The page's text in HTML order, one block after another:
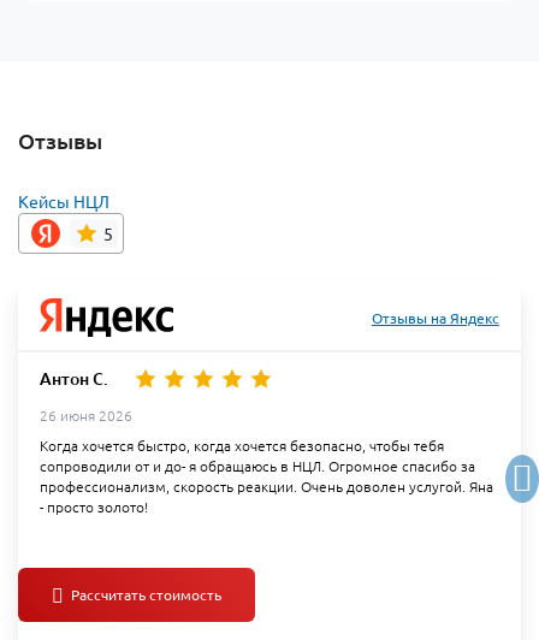
Отзывы
Кейсы НЦЛ
5
Отзывы на Яндекс
Антон С.
26 июня 2026
Когда хочется быстро, когда хочется безопасно, чтобы тебя
сопроводили от и до- я обращаюсь в НЦЛ. Огромное спасибо за
профессионализм, скорость реакции. Очень доволен услугой. Яна
- просто золото!